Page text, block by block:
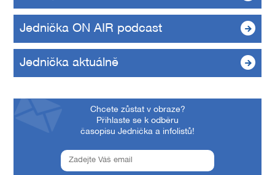
Jednička ON AIR podcast
Jednička aktuálně
Chcete zůstat v obraze?
Přihlaste se k odběru
časopisu Jednička a infolistů!